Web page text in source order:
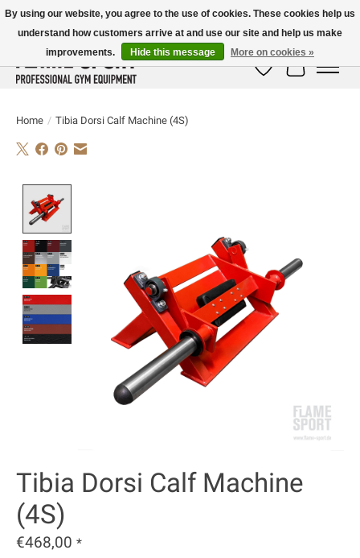
E-MAIL:info@flame-sport.deTEL.: +49 1525 9705 011
Wish ListCart
Home / Tibia Dorsi Calf Machine (4S)
Tibia Dorsi Calf Machine
(4S)
€468,00 *
By using our website, you agree to the use of cookies. These cookies help us
understand how customers arrive at and use our site and help us make
improvements.
Hide this message More on cookies »